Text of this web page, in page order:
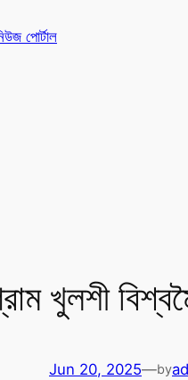
পোর্টাল
খুলশী
Jun 20, 2025—by